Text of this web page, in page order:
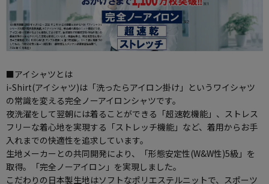
■アイシャツとは
i-Shirt(アイシャツ)は「洗ったらアイロン掛け」というワイシャツ
の常識を変える完全ノーアイロンシャツです。
夜洗濯をして翌朝には着ることができる「超速乾機能」、ストレス
フリーな着心地を実現する「ストレッチ機能」など、着用からお手
入れまでの快適性を追求しています。
生地メーカーとの共同開発により、「形態安定性(W&W性)5級」を
取得。「完全ノーアイロン」を実現しました。
こだわりの日本製生地はソフトなポリエステルニットで、スポーツ